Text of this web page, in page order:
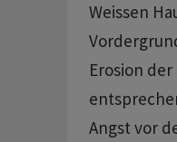
Weissen
‌Erosion
Angst vor